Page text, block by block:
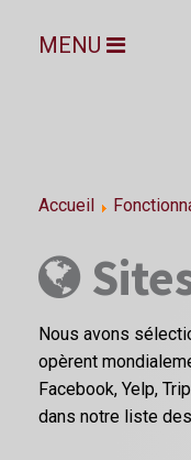
MENU
Accueil
Nous avons
opèrent
Facebook, Yelp,
dans notre liste